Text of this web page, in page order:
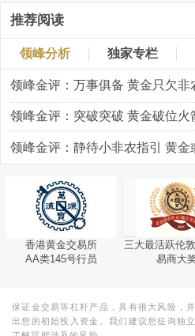
推荐阅读
领峰分析 独家专栏
领峰金评：突破突破 黄金破位火
香港黄金交易所
AA类145号行员
三大最活跃伦
易商大
保证金交易等杠杆产品，具有很大风险，
出您的初始投入资金。我们建议您征询独